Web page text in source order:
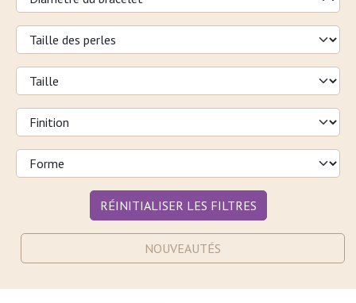
RÉINITIALISER LES FILTRES
NOUVEAUTÉS